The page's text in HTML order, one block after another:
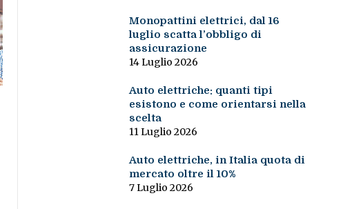
Monopattini elettrici, dal 16
luglio scatta l’obbligo di
assicurazione
14 Luglio 2026
Auto elettriche: quanti tipi
esistono e come orientarsi nella
scelta
11 Luglio 2026
Auto elettriche, in Italia quota di
mercato oltre il 10%
7 Luglio 2026